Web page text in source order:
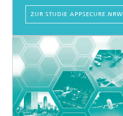
ZUR STUDIE APPSECURE.NRW